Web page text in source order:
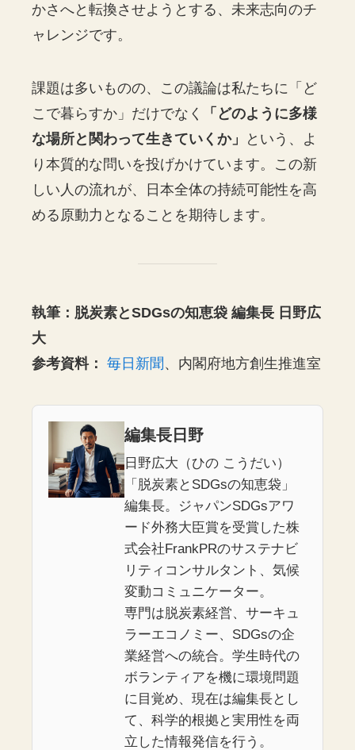
かさへと転換させようとする、未来志向のチ
ャレンジです。
課題は多いものの、この議論は私たちに「ど
こで暮らすか」だけでなく
「どのように多様
な場所と関わって生きていくか」
という、よ
り本質的な問いを投げかけています。この新
しい人の流れが、日本全体の持続可能性を高
める原動力となることを期待します。
執筆：脱炭素とSDGsの知恵袋 編集長 日野広
大
参考資料：
毎日新聞 、内閣府地方創生推進室
編集長日野
日野広大（ひの こうだい）
「脱炭素とSDGsの知恵袋」
編集長。ジャパンSDGsアワ
ード外務大臣賞を受賞した株
式会社FrankPRのサステナビ
リティコンサルタント、気候
変動コミュニケーター。
専門は脱炭素経営、サーキュ
ラーエコノミー、SDGsの企
業経営への統合。学生時代の
ボランティアを機に環境問題
に目覚め、現在は編集長とし
て、科学的根拠と実用性を両
立した情報発信を行う。